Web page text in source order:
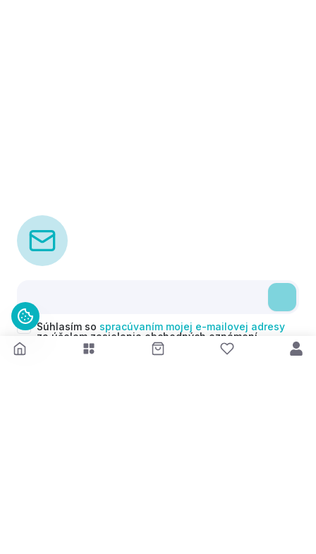
Súhlasím so spracúvaním mojej e-mailovej adresy
za účelom zasielania obchodných oznámení
(newsletterov) v súlade s čl. 6 ods. 1 písm. a)
Nariadenia GDPR. Svoj súhlas môžem kedykoľvek